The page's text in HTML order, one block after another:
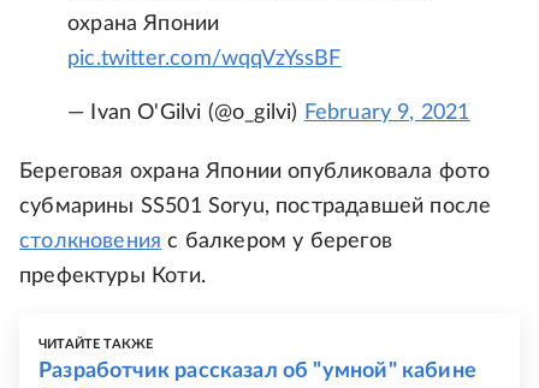
охрана Японии
pic.twitter.com/wqqVzYssBF
— Ivan O'Gilvi (@o_gilvi) February 9, 2021
Береговая охрана Японии опубликовала фото
субмарины SS501 Soryu, пострадавшей после
столкновения с балкером у берегов
префектуры Коти.
ЧИТАЙТЕ ТАКЖЕ
Разработчик рассказал об "умной" кабине